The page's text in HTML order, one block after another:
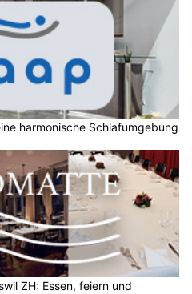
harmonische Schlafumgebung
ZH: Essen, feiern und